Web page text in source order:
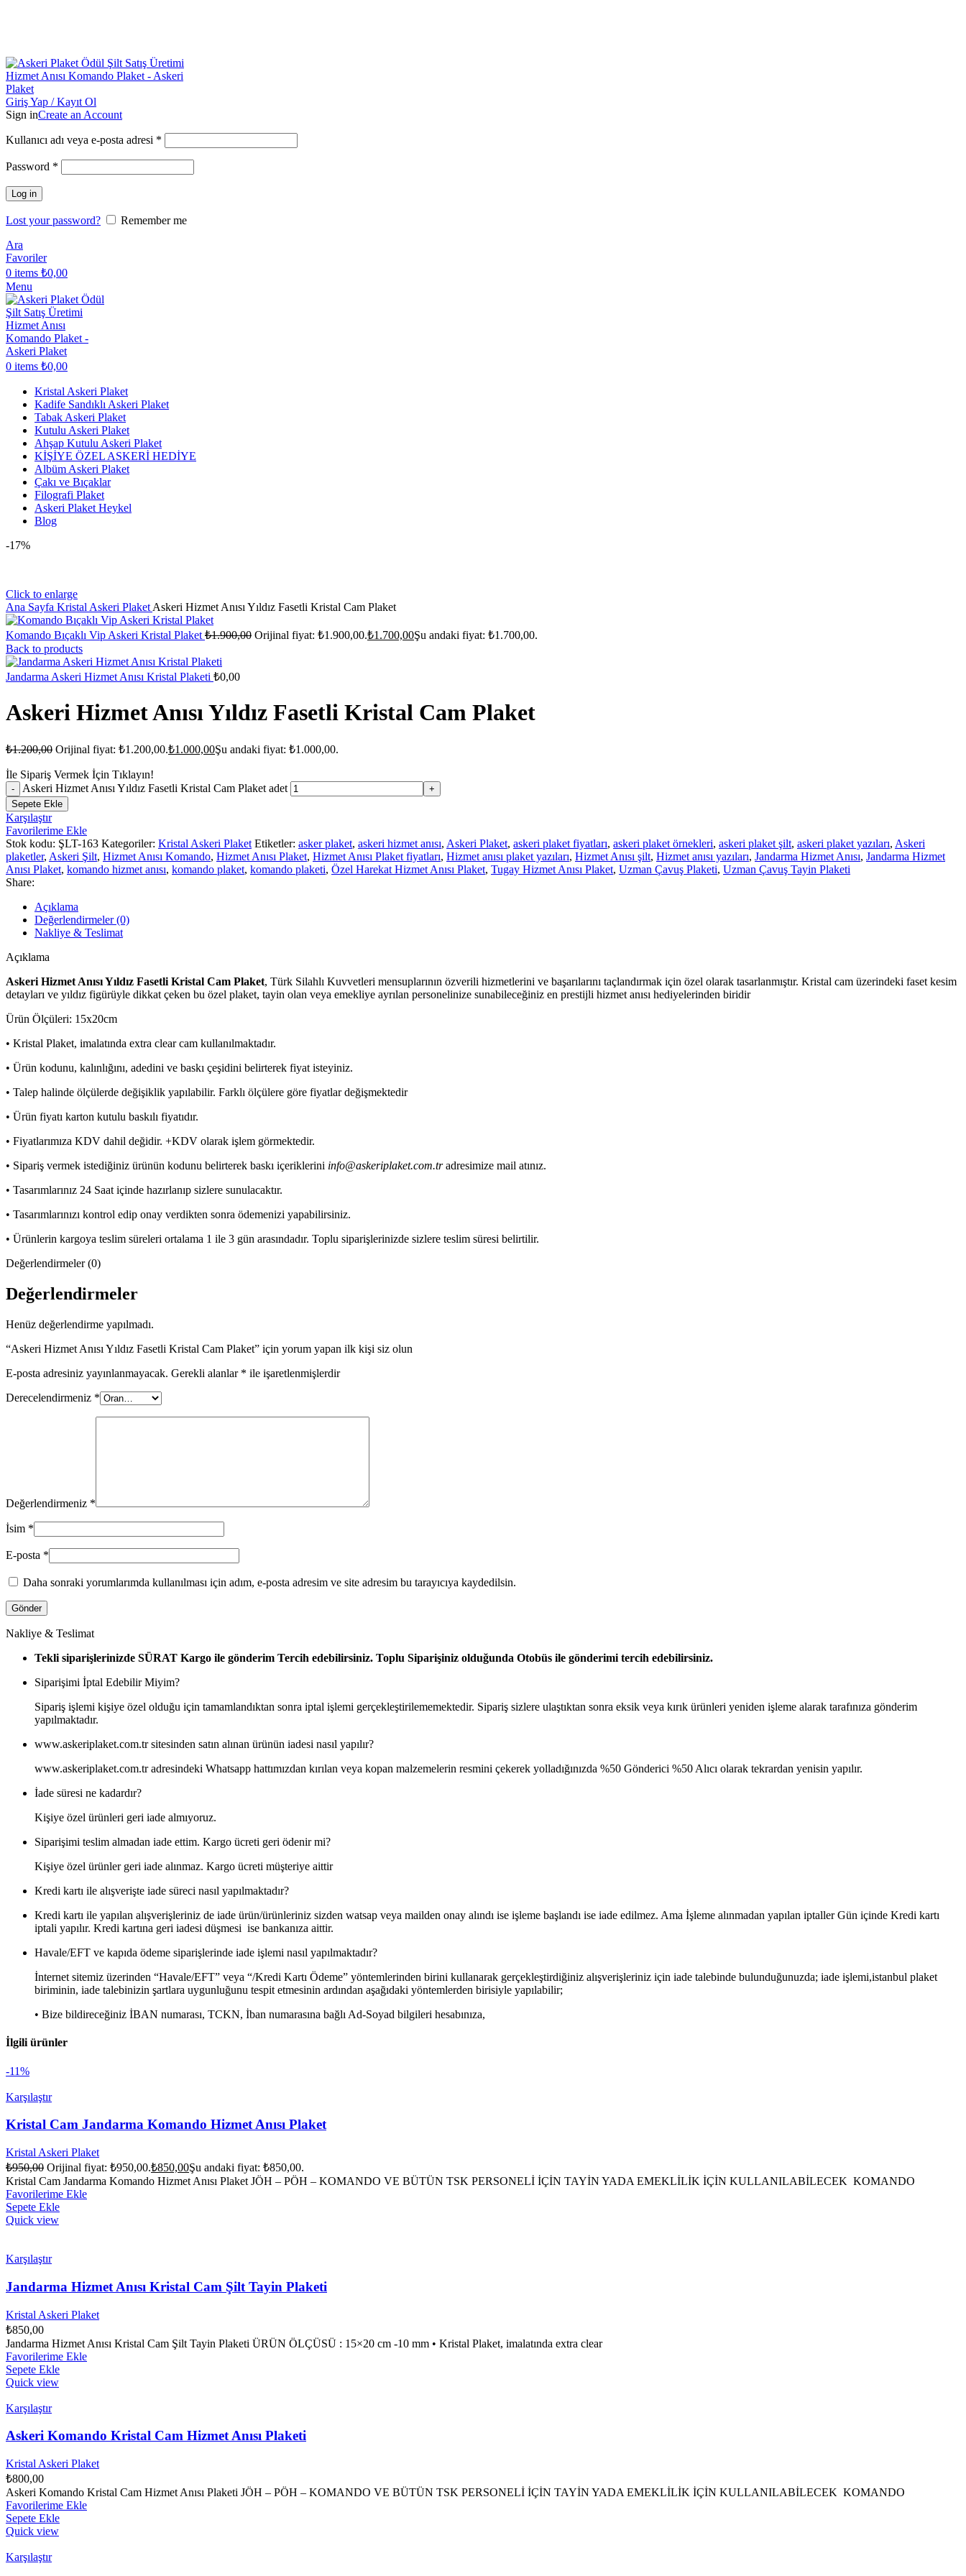
Giriş Yap / Kayıt Ol
Sign inCreate an Account
Kullanıcı adı veya e-posta adresi *
Password *
Log in
Lost your password?
Remember me
Ara
Favoriler
0 items ₺0,00
Menu
0 items ₺0,00
Kristal Askeri Plaket
Kadife Sandıklı Askeri Plaket
Tabak Askeri Plaket
Kutulu Askeri Plaket
Ahşap Kutulu Askeri Plaket
KİŞİYE ÖZEL ASKERİ HEDİYE
Albüm Askeri Plaket
Çakı ve Bıçaklar
Filografi Plaket
Askeri Plaket Heykel
Blog
-17%
Click to enlarge
Ana Sayfa Kristal Askeri Plaket Askeri Hizmet Anısı Yıldız Fasetli Kristal Cam Plaket
Komando Bıçaklı Vip Askeri Kristal Plaket ₺1.900,00 Orijinal fiyat: ₺1.900,00.₺1.700,00Şu andaki fiyat: ₺1.700,00.
Back to products
Jandarma Askeri Hizmet Anısı Kristal Plaketi ₺0,00
Askeri Hizmet Anısı Yıldız Fasetli Kristal Cam Plaket
₺1.200,00 Orijinal fiyat: ₺1.200,00.₺1.000,00Şu andaki fiyat: ₺1.000,00.
İle Sipariş Vermek İçin Tıklayın!
Askeri Hizmet Anısı Yıldız Fasetli Kristal Cam Plaket adet
Sepete Ekle
Karşılaştır
Favorilerime Ekle
Stok kodu: ŞLT-163 Kategoriler: Kristal Askeri Plaket Etiketler: asker plaket, askeri hizmet anısı, Askeri Plaket, askeri plaket fiyatları, askeri plaket örnekleri, askeri plaket şilt, askeri plaket yazıları, Askeri
plaketler, Askeri Şilt, Hizmet Anısı Komando, Hizmet Anısı Plaket, Hizmet Anısı Plaket fiyatları, Hizmet anısı plaket yazıları, Hizmet Anısı şilt, Hizmet anısı yazıları, Jandarma Hizmet Anısı, Jandarma Hizmet
Anısı Plaket, komando hizmet anısı, komando plaket, komando plaketi, Özel Harekat Hizmet Anısı Plaket, Tugay Hizmet Anısı Plaket, Uzman Çavuş Plaketi, Uzman Çavuş Tayin Plaketi
Share:
Açıklama
Değerlendirmeler (0)
Nakliye & Teslimat
Açıklama
Askeri Hizmet Anısı Yıldız Fasetli Kristal Cam Plaket, Türk Silahlı Kuvvetleri mensuplarının özverili hizmetlerini ve başarılarını taçlandırmak için özel olarak tasarlanmıştır. Kristal cam üzerindeki faset kesim
detayları ve yıldız figürüyle dikkat çeken bu özel plaket, tayin olan veya emekliye ayrılan personelinize sunabileceğiniz en prestijli hizmet anısı hediyelerinden biridir
Ürün Ölçüleri: 15x20cm
• Kristal Plaket, imalatında extra clear cam kullanılmaktadır.
• Ürün kodunu, kalınlığını, adedini ve baskı çeşidini belirterek fiyat isteyiniz.
• Talep halinde ölçülerde değişiklik yapılabilir. Farklı ölçülere göre fiyatlar değişmektedir
• Ürün fiyatı karton kutulu baskılı fiyatıdır.
• Fiyatlarımıza KDV dahil değidir. +KDV olarak işlem görmektedir.
• Sipariş vermek istediğiniz ürünün kodunu belirterek baskı içeriklerini info@askeriplaket.com.tradresimize mail atınız.
• Tasarımlarınız 24 Saat içinde hazırlanıp sizlere sunulacaktır.
• Tasarımlarınızı kontrol edip onay verdikten sonra ödemenizi yapabilirsiniz.
• Ürünlerin kargoya teslim süreleri ortalama 1 ile 3 gün arasındadır. Toplu siparişlerinizde sizlere teslim süresi belirtilir.
Değerlendirmeler (0)
Değerlendirmeler
Henüz değerlendirme yapılmadı.
“Askeri Hizmet Anısı Yıldız Fasetli Kristal Cam Plaket” için yorum yapan ilk kişi siz olun
E-posta adresiniz yayınlanmayacak. Gerekli alanlar * ile işaretlenmişlerdir
Derecelendirmeniz *
Değerlendirmeniz *
İsim *
E-posta *
Daha sonraki yorumlarımda kullanılması için adım, e-posta adresim ve site adresim bu tarayıcıya kaydedilsin.
Nakliye & Teslimat
Tekli siparişlerinizde SÜRAT Kargo ile gönderim Tercih edebilirsiniz. Toplu Siparişiniz olduğunda Otobüs ile gönderimi tercih edebilirsiniz.
Siparişimi İptal Edebilir Miyim?
Sipariş işlemi kişiye özel olduğu için tamamlandıktan sonra iptal işlemi gerçekleştirilememektedir. Sipariş sizlere ulaştıktan sonra eksik veya kırık ürünleri yeniden işleme alarak tarafınıza gönderim
yapılmaktadır.
www.askeriplaket.com.tr sitesinden satın alınan ürünün iadesi nasıl yapılır?
www.askeriplaket.com.tr adresindeki Whatsapp hattımızdan kırılan veya kopan malzemelerin resmini çekerek yolladığınızda %50 Gönderici %50 Alıcı olarak tekrardan yenisin yapılır.
İade süresi ne kadardır?
Kişiye özel ürünleri geri iade almıyoruz.
Siparişimi teslim almadan iade ettim. Kargo ücreti geri ödenir mi?
Kişiye özel ürünler geri iade alınmaz. Kargo ücreti müşteriye aittir
Kredi kartı ile alışverişte iade süreci nasıl yapılmaktadır?
Kredi kartı ile yapılan alışverişleriniz de iade ürün/ürünleriniz sizden watsap veya mailden onay alındı ise işleme başlandı ise iade edilmez. Ama İşleme alınmadan yapılan iptaller Gün içinde Kredi kartı
iptali yapılır. Kredi kartına geri iadesi düşmesi ise bankanıza aittir.
Havale/EFT ve kapıda ödeme siparişlerinde iade işlemi nasıl yapılmaktadır?
İnternet sitemiz üzerinden “Havale/EFT” veya “/Kredi Kartı Ödeme” yöntemlerinden birini kullanarak gerçekleştirdiğiniz alışverişleriniz için iade talebinde bulunduğunuzda; iade işlemi,istanbul plaket
biriminin, iade talebinizin şartlara uygunluğunu tespit etmesinin ardından aşağıdaki yöntemlerden birisiyle yapılabilir;
• Bize bildireceğiniz İBAN numarası, TCKN, İban numarasına bağlı Ad-Soyad bilgileri hesabınıza,
İlgili ürünler
-11%
Karşılaştır
Kristal Cam Jandarma Komando Hizmet Anısı Plaket
Kristal Askeri Plaket
₺950,00 Orijinal fiyat: ₺950,00.₺850,00Şu andaki fiyat: ₺850,00.
Kristal Cam Jandarma Komando Hizmet Anısı Plaket JÖH – PÖH – KOMANDO VE BÜTÜN TSK PERSONELİ İÇİN TAYİN YADA EMEKLİLİK İÇİN KULLANILABİLECEK KOMANDO
Favorilerime Ekle
Sepete Ekle
Quick view
Karşılaştır
Jandarma Hizmet Anısı Kristal Cam Şilt Tayin Plaketi
Kristal Askeri Plaket
₺850,00
Jandarma Hizmet Anısı Kristal Cam Şilt Tayin Plaketi ÜRÜN ÖLÇÜSÜ : 15×20 cm -10 mm • Kristal Plaket, imalatında extra clear
Favorilerime Ekle
Sepete Ekle
Quick view
Karşılaştır
Askeri Komando Kristal Cam Hizmet Anısı Plaketi
Kristal Askeri Plaket
₺800,00
Askeri Komando Kristal Cam Hizmet Anısı Plaketi JÖH – PÖH – KOMANDO VE BÜTÜN TSK PERSONELİ İÇİN TAYİN YADA EMEKLİLİK İÇİN KULLANILABİLECEK KOMANDO
Favorilerime Ekle
Sepete Ekle
Quick view
Karşılaştır